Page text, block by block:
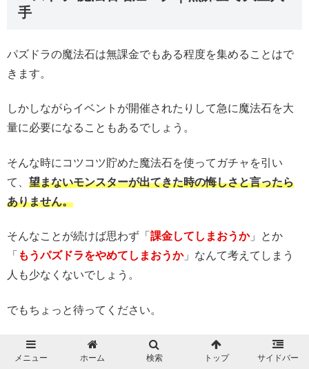
手
パズドラの魔法石は無課金でもある程度を集めることはで
きます。
しかしながらイベントが開催されたりして急に魔法石を大
量に必要になることもあるでしょう。
そんな時にコツコツ貯めた魔法石を使ってガチャを引い
て、 望まないモンスターが出てきた時の悔しさと言ったら
ありません。
そんなことが続けば思わず「 課金してしまおうか」とか
「 もうパズドラをやめてしまおうか」なんて考えてしまう
人も少なくないでしょう。
でもちょっと待ってください。
パズドラの魔法石を無課金で大量に入手する裏技があるん
です。
メニュー ホーム 検索 トップ サイドバー